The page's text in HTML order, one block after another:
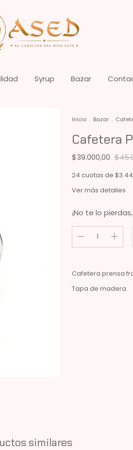
Syrup Bazar
Inicio . Bazar .
Cafetera
$39.000,00
24 cuotas de
Ver más detalles
¡No te lo
Cafetera prensa
Tapa de madera.
similares